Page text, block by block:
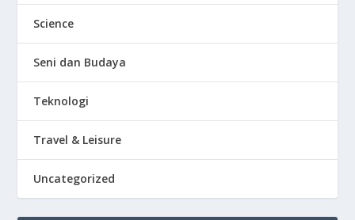
Science
Seni dan Budaya
Teknologi
Travel & Leisure
Uncategorized